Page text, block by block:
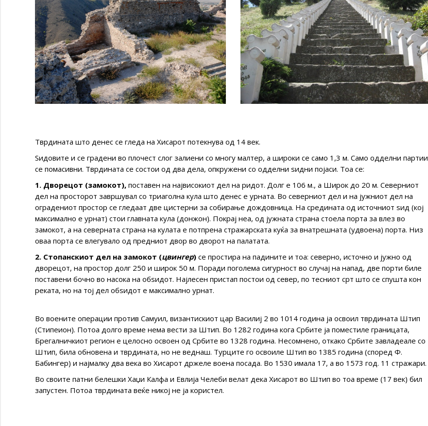
Тврдината што денес се гледа на Хисарот потекнува од 14 век.
Ѕидовите и се градени во плочест слог залиени со многу малтер, а широки се само 1,3 м. Само одделни партии
се помасивни. Тврдината се состои од два дела, опкружени со одделни ѕидни појаси. Тоа се:
1. Дворецот (замокот), поставен на највисокиот дел на ридот. Долг е 106 м., а Широк до 20 м. Северниот
дел на просторот завршувал со триаголна кула што денес е урната. Во северниот дел и на јужниот дел на
оградениот простор се гледаат две цистерни за собирање дождовница. На средината од источниот ѕид (кој
максимално е урнат) стои главната кула (донжон). Покрај неа, од јужната страна стоела порта за влез во
замокот, а на северната страна на кулата е потпрена стражарската куќа за внатрешната (удвоена) порта. Низ
оваа порта се влегувало од предниот двор во дворот на палатата.
2. Стопанскиот дел на замокот (цвингер) се простира на падините и тоа: северно, источно и јужно од
дворецот, на простор долг 250 и широк 50 м. Поради поголема сигурност во случај на напад, две порти биле
поставени бочно во насока на обѕидот. Најлесен пристап постои од север, по тесниот срт што се спушта кон
реката, но на тој дел обѕидот е максимално урнат.
Во воените операции против Самуил, византискиот цар Василиј 2 во 1014 година ја освоил тврдината Штип
(Стипеион). Потоа долго време нема вести за Штип. Во 1282 година кога Србите ја поместиле границата,
Брегалничкиот регион е целосно освоен од Србите во 1328 година. Несомнено, откако Србите завладеале со
Штип, била обновена и тврдината, но не веднаш. Турците го освоиле Штип во 1385 година (според Ф.
Бабингер) и најмалку два века во Хисарот држеле воена посада. Во 1530 имала 17, а во 1573 год. 11 стражари.
Во своите патни белешки Хаџи Калфа и Евлија Челеби велат дека Хисарот во Штип во тоа време (17 век) бил
запустен. Потоа тврдината веќе никој не ја користел.